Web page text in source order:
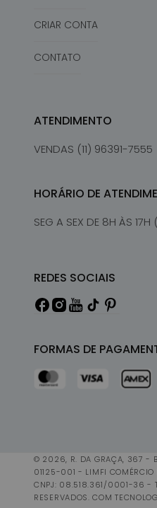
CRIAR CONTA
CONTATO
ATENDIMENTO
VENDAS (11) 96391-7555
HORÁRIO DE
SEG A SEX DE 8H ÀS 17H
REDES SOCIAIS
FORMAS DE
© 2026, R. DA GRAÇA, 367 -
01125-001 - LIMFI COMÉRCIO
CNPJ: 08.518.361/0001-36 -
RESERVADOS. COM